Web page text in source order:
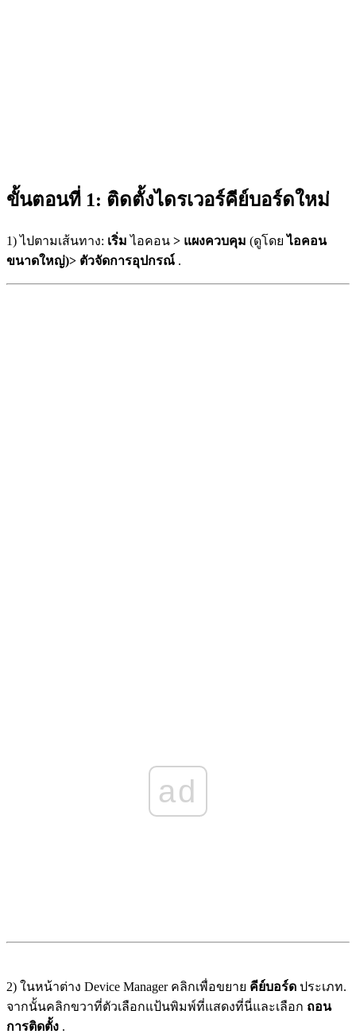
ขั้นตอนที่ 1: ติดตั้งไดรเวอร์คีย์บอร์ดใหม่
1) ไปตามเส้นทาง: เริ่ม ไอคอน > แผงควบคุม (ดูโดยไอคอน
ขนาดใหญ่)> ตัวจัดการอุปกรณ์ .
ad
2) ในหน้าต่าง Device Manager คลิกเพื่อขยาย คีย์บอร์ด ประเภท.
จากนั้นคลิกขวาที่ตัวเลือกแป้นพิมพ์ที่แสดงที่นี่และเลือก ถอน
การติดตั้ง .